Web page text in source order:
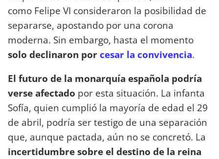
como Felipe VI consideraron la posibilidad de
separarse, apostando por una corona
moderna. Sin embargo, hasta el momento
solo declinaron por cesar la convivencia.
El futuro de la monarquía española podría
verse afectado por esta situación. La infanta
Sofía, quien cumplió la mayoría de edad el 29
de abril, podría ser testigo de una separación
que, aunque pactada, aún no se concretó. La
incertidumbre sobre el destino de la reina